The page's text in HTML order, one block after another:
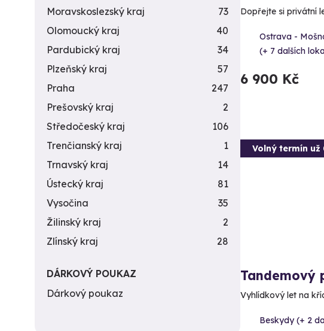
Dopřejte si privátní
Ostrava -
(+ 7 dalších
6 900 Kč
Volný termín už
Tandemový
Vyhlídkový let na
Beskydy (+ 2
Moravskoslezský kraj
73
Olomoucký kraj
40
Pardubický kraj
34
Plzeňský kraj
57
Praha
247
Prešovský kraj
2
Středočeský kraj
106
Trenčianský kraj
1
Trnavský kraj
14
Ústecký kraj
81
Vysočina
35
Žilinský kraj
2
Zlínský kraj
28
DÁRKOVÝ POUKAZ
Dárkový poukaz